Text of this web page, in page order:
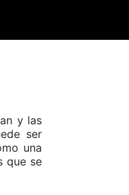
y las
ser
una
que se